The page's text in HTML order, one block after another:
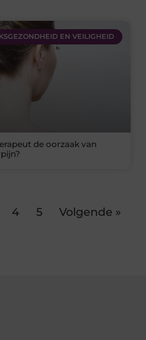
EN VEILIGHEID
de oorzaak van
4 5 Volgende »